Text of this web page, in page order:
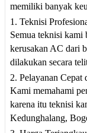
memiliki banyak
1. Teknisi
Semua teknisi kami
kerusakan AC dari
dilakukan secara
2. Pelayanan Cepat
Kami memahami
karena itu teknisi
Kedunghalang,